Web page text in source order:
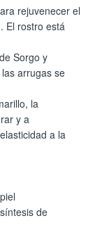
rejuvenecer el
El rostro está
Sorgo y
arrugas se
la
y a
a la
de